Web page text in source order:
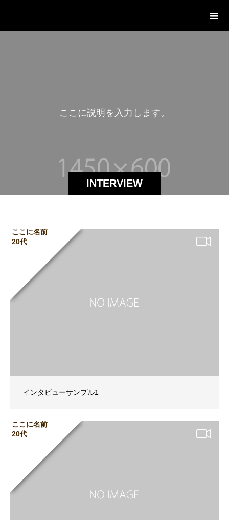
INTERVIEW
こ こ に説明 を 入 力 し ま す。
ここに名前
20代
インタビューサンプル1
ここに名前
20代